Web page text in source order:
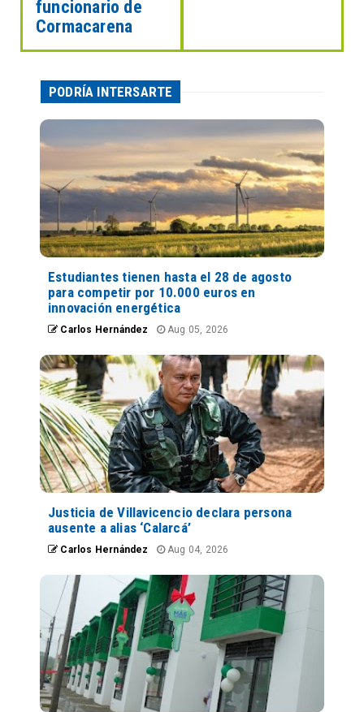
funcionario de
Cormacarena
PODRÍA INTERSARTE
Estudiantes tienen hasta el 28 de agosto
para competir por 10.000 euros en
innovación energética
Carlos Hernández Aug 05, 2026
Justicia de Villavicencio declara persona
ausente a alias ‘Calarcá’
Carlos Hernández Aug 04, 2026